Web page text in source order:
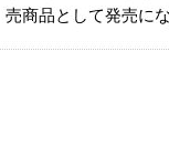
売商品として発売に